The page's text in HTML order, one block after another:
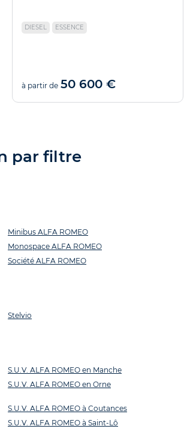
DIESEL ESSENCE
à partir de 50 600 €
par filtre
Minibus ALFA ROMEO
Monospace ALFA ROMEO
Société ALFA ROMEO
Stelvio
S.U.V. ALFA ROMEO en Manche
S.U.V. ALFA ROMEO en Orne
S.U.V. ALFA ROMEO à Coutances
S.U.V. ALFA ROMEO à Saint-Lô